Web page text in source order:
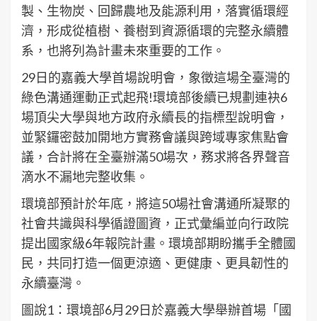
製、生物炭、回歸農地及能源利用，落實循環經
濟，形成從植樹、養樹到資源循環的完整永續體
系，也將列為計畫未來重要的工作。
29日的嘉義大學首場說明會，象徵這場全臺灣的
綠色溝通運動正式起飛!環境部後續已規劃連袂6
場頂尖大學與地方政府永續長的指標型說明會，
並緊鑼密鼓加開地方實務會議與跨域專家焦點會
議，合計將在全臺辦滿50場次，務求將各界聲音
滴水不漏地完整收集。
環境部預計於年底，將這50場社會溝通所凝聚的
社會共識與科學循證圖資，正式彙編並向行政院
提出國家級6年報院計畫。環境部期盼攜手全體國
民，共同打造一個更涼適、更健康、更具韌性的
永續臺灣。
圖說1：環境部6月29日於嘉義大學舉辦首場「國